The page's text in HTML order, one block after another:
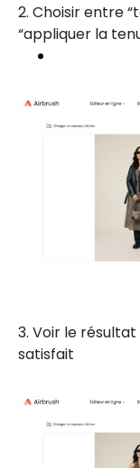
2. Choisir entre
“appliquer la
3. Voir le
satisfait